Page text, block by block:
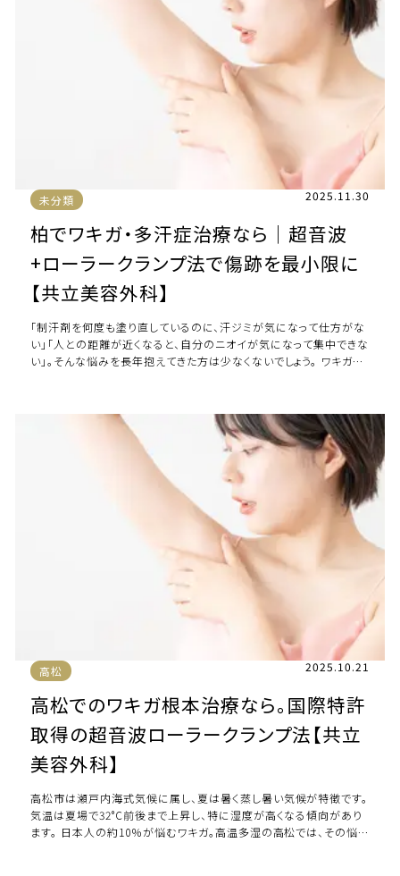
未分類 2025.11.30
柏でワキガ・多汗症治療なら｜超音波
+ローラークランプ法で傷跡を最小限に
【共立美容外科】
「制汗剤を何度も塗り直しているのに、汗ジミが気になって仕方がな
い」「人との距離が近くなると、自分のニオイが気になって集中できな
い」。そんな悩みを長年抱えてきた方は少なくないでしょう。 ワキガ・
高松 2025.10.21
高松でのワキガ根本治療なら。国際特許
取得の超音波ローラークランプ法【共立
美容外科】
高松市は瀬戸内海式気候に属し、夏は暑く蒸し暑い気候が特徴です。
気温は夏場で32°C前後まで上昇し、特に湿度が高くなる傾向があり
ます。 日本人の約10％が悩むワキガ。高温多湿の高松では、その悩